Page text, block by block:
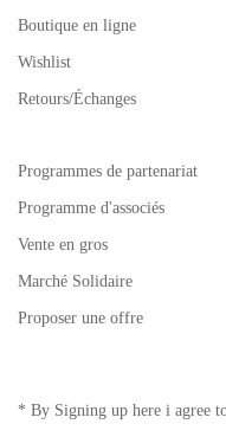
Boutique en ligne
Wishlist
Retours/Échanges
Programmes de partenariat
Programme d'associés
Vente en gros
Marché Solidaire
Proposer une offre
* By Signing up here i agree